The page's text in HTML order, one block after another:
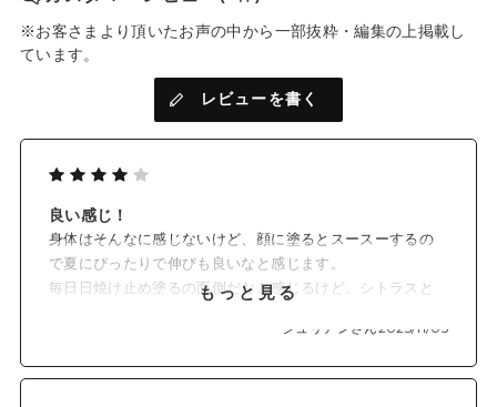
※お客さまより頂いたお声の中から一部抜粋・編集の上掲載し
ています。
レビューを書く
良い感じ！
身体はそんなに感じないけど、顔に塗るとスースーするの
で夏にぴったりで伸びも良いなと感じます。
毎日日焼け止め塗るの面倒だなと感じるけど、シトラスと
もっと見る
ジュリアンさん2025/11/05